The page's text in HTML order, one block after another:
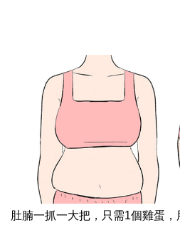
肚腩一抓一大把，只需1個雞蛋，